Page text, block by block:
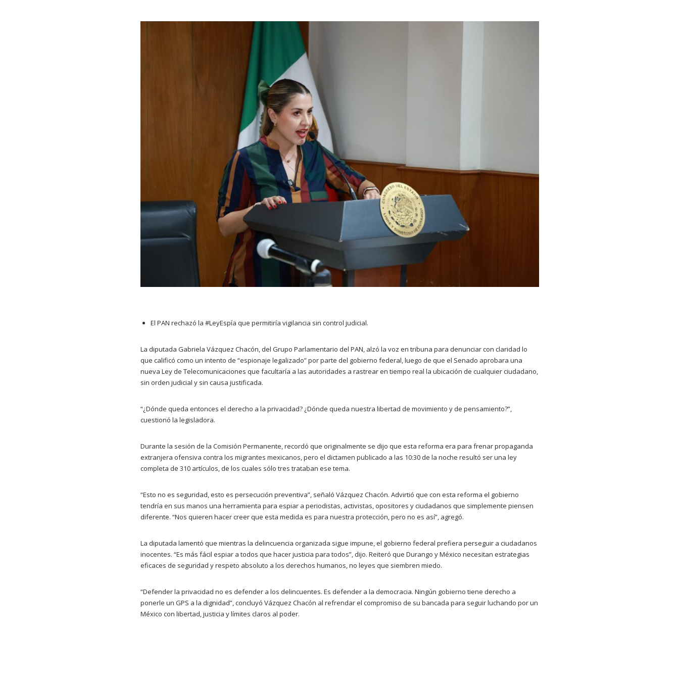
El PAN rechazó la #LeyEspía que permitiría vigilancia sin control judicial.
La diputada Gabriela Vázquez Chacón, del Grupo Parlamentario del PAN, alzó la voz en tribuna para denunciar con claridad lo
que calificó como un intento de “espionaje legalizado” por parte del gobierno federal, luego de que el Senado aprobara una
nueva Ley de Telecomunicaciones que facultaría a las autoridades a rastrear en tiempo real la ubicación de cualquier ciudadano,
sin orden judicial y sin causa justificada.
“¿Dónde queda entonces el derecho a la privacidad? ¿Dónde queda nuestra libertad de movimiento y de pensamiento?”,
cuestionó la legisladora.
Durante la sesión de la Comisión Permanente, recordó que originalmente se dijo que esta reforma era para frenar propaganda
extranjera ofensiva contra los migrantes mexicanos, pero el dictamen publicado a las 10:30 de la noche resultó ser una ley
completa de 310 artículos, de los cuales sólo tres trataban ese tema.
“Esto no es seguridad, esto es persecución preventiva”, señaló Vázquez Chacón. Advirtió que con esta reforma el gobierno
tendría en sus manos una herramienta para espiar a periodistas, activistas, opositores y ciudadanos que simplemente piensen
diferente. “Nos quieren hacer creer que esta medida es para nuestra protección, pero no es así”, agregó.
La diputada lamentó que mientras la delincuencia organizada sigue impune, el gobierno federal prefiera perseguir a ciudadanos
inocentes. “Es más fácil espiar a todos que hacer justicia para todos”, dijo. Reiteró que Durango y México necesitan estrategias
eficaces de seguridad y respeto absoluto a los derechos humanos, no leyes que siembren miedo.
“Defender la privacidad no es defender a los delincuentes. Es defender a la democracia. Ningún gobierno tiene derecho a
ponerle un GPS a la dignidad”, concluyó Vázquez Chacón al refrendar el compromiso de su bancada para seguir luchando por un
México con libertad, justicia y límites claros al poder.